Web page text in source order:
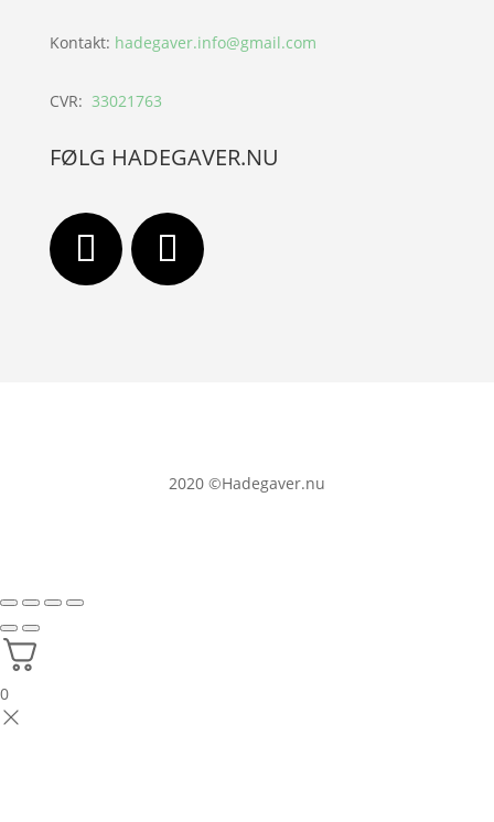
Kontakt: hadegaver.info@gmail.com
CVR: 33021763
FØLG HADEGAVER.NU
2020 ©Hadegaver.nu
0